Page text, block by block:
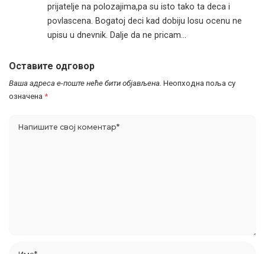
prijatelje na polozajima,pa su isto tako ta deca i
povlascena. Bogatoj deci kad dobiju losu ocenu ne
upisu u dnevnik. Dalje da ne pricam…
Оставите одговор
Ваша адреса е-поште неће бити објављена. Неопходна поља су
означена *